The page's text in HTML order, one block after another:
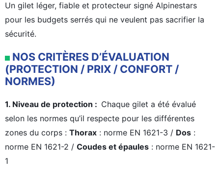
Un gilet léger, fiable et protecteur signé Alpinestars
pour les budgets serrés qui ne veulent pas sacrifier la
sécurité.
NOS CRITÈRES D’ÉVALUATION
(PROTECTION / PRIX / CONFORT /
NORMES)
1. Niveau de protection : Chaque gilet a été évalué
selon les normes qu’il respecte pour les différentes
zones du corps : Thorax : norme EN 1621-3 / Dos :
norme EN 1621-2 / Coudes et épaules : norme EN 1621-
1